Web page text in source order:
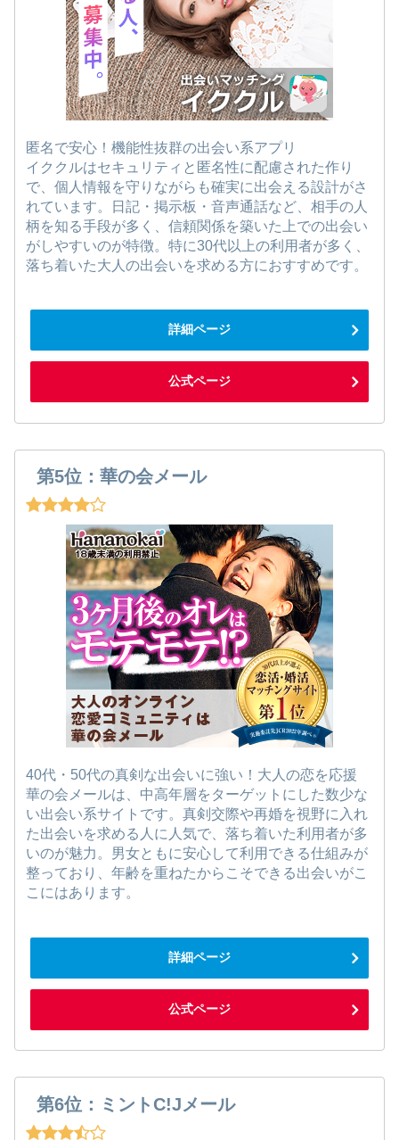
匿名で安心！機能性抜群の出会い系アプリ
イククルはセキュリティと匿名性に配慮された作り
で、個人情報を守りながらも確実に出会える設計がさ
れています。日記・掲示板・音声通話など、相手の人
柄を知る手段が多く、信頼関係を築いた上での出会い
がしやすいのが特徴。特に30代以上の利用者が多く、
落ち着いた大人の出会いを求める方におすすめです。
詳細ページ
公式ページ
第5位：華の会メール
40代・50代の真剣な出会いに強い！大人の恋を応援
華の会メールは、中高年層をターゲットにした数少な
い出会い系サイトです。真剣交際や再婚を視野に入れ
た出会いを求める人に人気で、落ち着いた利用者が多
いのが魅力。男女ともに安心して利用できる仕組みが
整っており、年齢を重ねたからこそできる出会いがこ
こにはあります。
詳細ページ
公式ページ
第6位：ミントC!Jメール